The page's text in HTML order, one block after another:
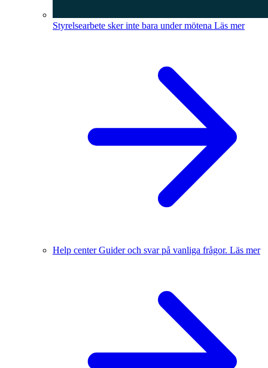
Styrelsearbete sker inte bara under mötena Läs mer
Help centerGuider och svar på vanliga frågor. Läs mer